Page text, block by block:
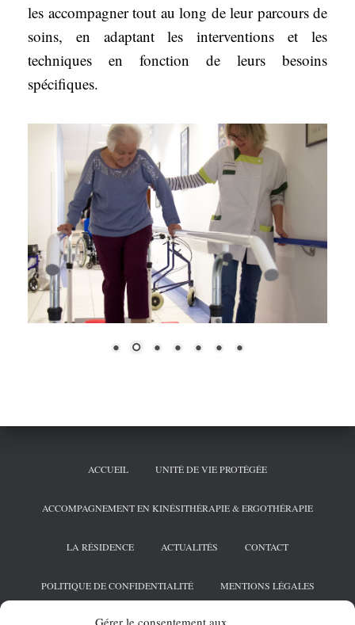
Gérer le consentement aux
les accompagner tout au long de leur parcours de
soins, en adaptant les interventions et les
techniques en fonction de leurs besoins
spécifiques.
ACCUEIL UNITÉ DE VIE PROTÉGÉE
ACCOMPAGNEMENT EN KINÉSITHÉRAPIE & ERGOTHÉRAPIE
LA RÉSIDENCE ACTUALITÉS CONTACT
POLITIQUE DE CONFIDENTIALITÉ MENTIONS LÉGALES